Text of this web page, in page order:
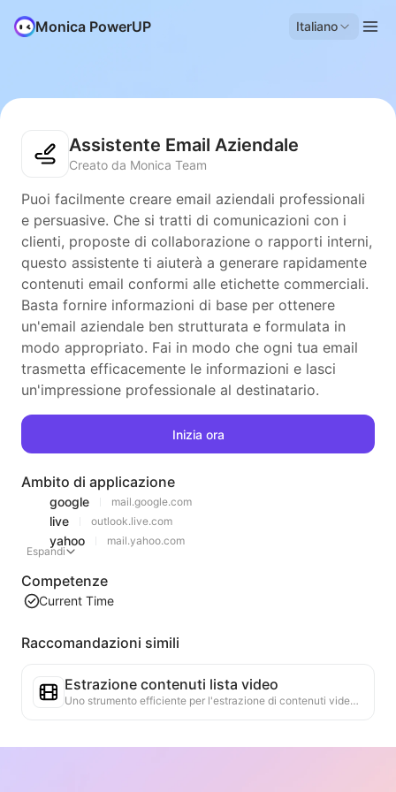
Monica PowerUP Italiano
Assistente Email Aziendale
Creato da Monica Team
Puoi facilmente creare email aziendali professionali
e persuasive. Che si tratti di comunicazioni con i
clienti, proposte di collaborazione o rapporti interni,
questo assistente ti aiuterà a generare rapidamente
contenuti email conformi alle etichette commerciali.
Basta fornire informazioni di base per ottenere
un'email aziendale ben strutturata e formulata in
modo appropriato. Fai in modo che ogni tua email
trasmetta efficacemente le informazioni e lasci
un'impressione professionale al destinatario.
Inizia ora
Ambito di applicazione
google mail.google.com
live outlook.live.com
yahoo
mail.yahoo.com
Espandi
Competenze
Current Time
Raccomandazioni simili
Estrazione contenuti lista video
Uno strumento efficiente per l'estrazione di contenuti video da pagine web, in grado di scansionare rapidamente le pagine e organizzare le informazioni sui video in una tabella Markdown strutturata.
Analisi delle tendenze delle classifiche